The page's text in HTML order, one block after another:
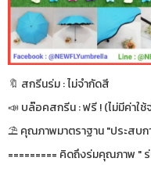
🔖 สกรีนร่ม : ไม่จำกัดสี
📣 บล๊อคสกรีน : ฟรี ! (ไม่มีค่าใช้
⛱ คุณภาพมาตราฐาน "ประสบ
========= คิดถึงร่มคุณภาพ "